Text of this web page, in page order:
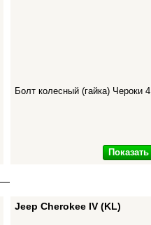
Болт колесный (гайка) Чероки 4
Показать
Jeep Cherokee IV (KL)